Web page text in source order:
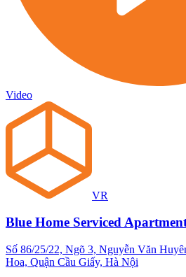
Video
VR
Blue Home Serviced
Số 86/25/22, Ngõ 3, Nguyễn Văn
Hoa, Quận Cầu Giấy, Hà Nội